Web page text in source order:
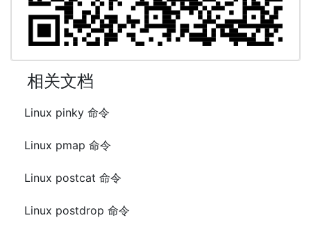
相关文档
Linux pinky 命令
Linux pmap 命令
Linux postcat 命令
Linux postdrop 命令